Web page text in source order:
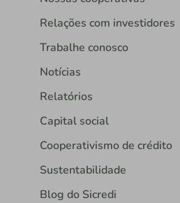
Relações com investidores
Trabalhe conosco
Notícias
Relatórios
Capital social
Cooperativismo de crédito
Sustentabilidade
Blog do Sicredi